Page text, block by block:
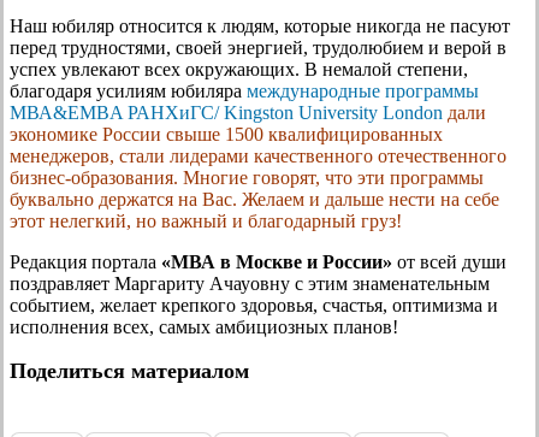
Наш юбиляр относится к людям, которые никогда не пасуют
перед трудностями, своей энергией, трудолюбием и верой в
успех увлекают всех окружающих. В немалой степени,
благодаря усилиям юбиляра международные программы
МВА&EMBA РАНХиГС/ Kingston University London дали
экономике России свыше 1500 квалифицированных
менеджеров, стали лидерами качественного отечественного
бизнес-образования. Многие говорят, что эти программы
буквально держатся на Вас. Желаем и дальше нести на себе
этот нелегкий, но важный и благодарный груз!
Редакция портала «МВА в Москве и России» от всей души
поздравляет Маргариту Ачауовну с этим знаменательным
событием, желает крепкого здоровья, счастья, оптимизма и
исполнения всех, самых амбициозных планов!
Поделиться материалом